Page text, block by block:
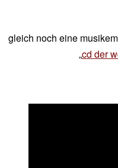
gleich noch eine
„cd der